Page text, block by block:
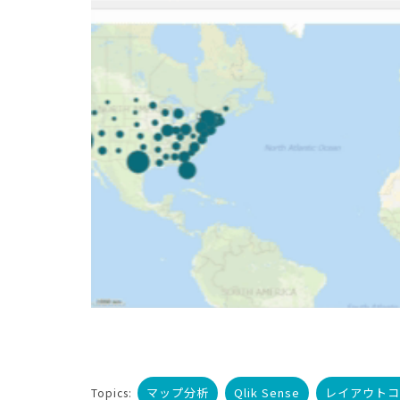
Topics: マップ分析 Qlik Sense レイアウト